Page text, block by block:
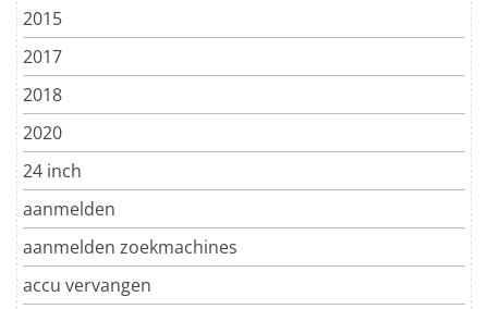
2015
2017
2018
2020
24 inch
aanmelden
aanmelden zoekmachines
accu vervangen